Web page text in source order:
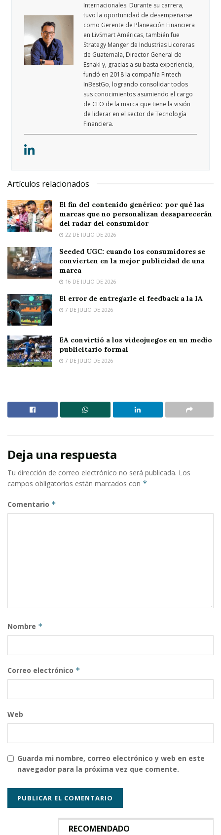
Internacionales. Durante su carrera,
tuvo la oportunidad de desempeñarse
como Gerente de Planeación Financiera
en LivSmart Américas, también fue
Strategy Manger de Industrias Licoreras
de Guatemala, Director General de
Esnaki y, gracias a su basta experiencia,
fundó en 2018 la compañía Fintech
InBestGo, logrando consolidar todos
sus conocimientos asumiendo el cargo
de CEO de la marca que tiene la visión
de liderar en el sector de Tecnología
Financiera.
Artículos relacionados
El fin del contenido genérico: por qué las
marcas que no personalizan desaparecerán
del radar del consumidor
22 DE JULIO DE 2026
Seeded UGC: cuando los consumidores se
convierten en la mejor publicidad de una
marca
16 DE JULIO DE 2026
El error de entregarle el feedback a la IA
7 DE JULIO DE 2026
EA convirtió a los videojuegos en un medio
publicitario formal
7 DE JULIO DE 2026
Deja una respuesta
Tu dirección de correo electrónico no será publicada. Los
campos obligatorios están marcados con *
Comentario *
Nombre *
Correo electrónico *
Web
Guarda mi nombre, correo electrónico y web en este
navegador para la próxima vez que comente.
RECOMENDADO